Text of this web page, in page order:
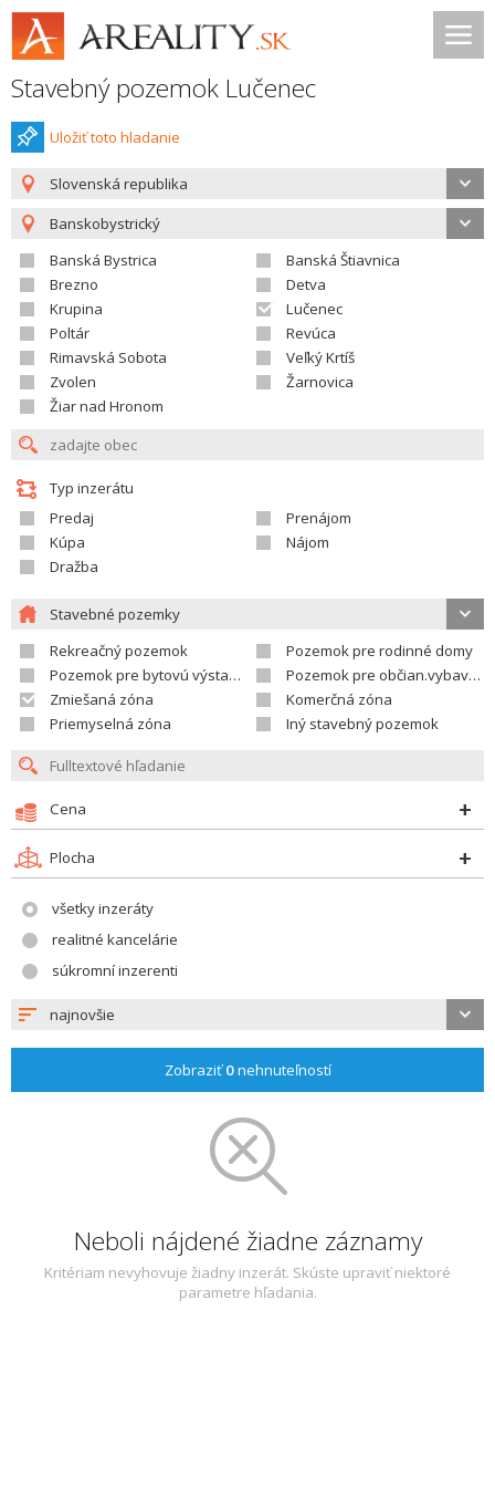
Stavebný pozemok Lučenec
Uložiť toto hladanie
Slovenská republika
Banskobystrický
Banská Bystrica
Banská Štiavnica
Brezno
Detva
Krupina
Lučenec
Poltár
Revúca
Rimavská Sobota
Veľký Krtíš
Zvolen
Žarnovica
Žiar nad Hronom
Typ inzerátu
Predaj
Prenájom
Kúpa
Nájom
Dražba
Stavebné pozemky
Rekreačný pozemok
Pozemok pre rodinné domy
Pozemok pre bytovú výstavbu
Pozemok pre občian.vybavenosť
Zmiešaná zóna
Komerčná zóna
Priemyselná zóna
Iný stavebný pozemok
Cena
Plocha
všetky inzeráty
realitné kancelárie
súkromní inzerenti
najnovšie
Zobraziť0nehnuteľností
Neboli nájdené žiadne záznamy
Kritériam nevyhovuje žiadny inzerát. Skúste upraviť niektoré
parametre hľadania.